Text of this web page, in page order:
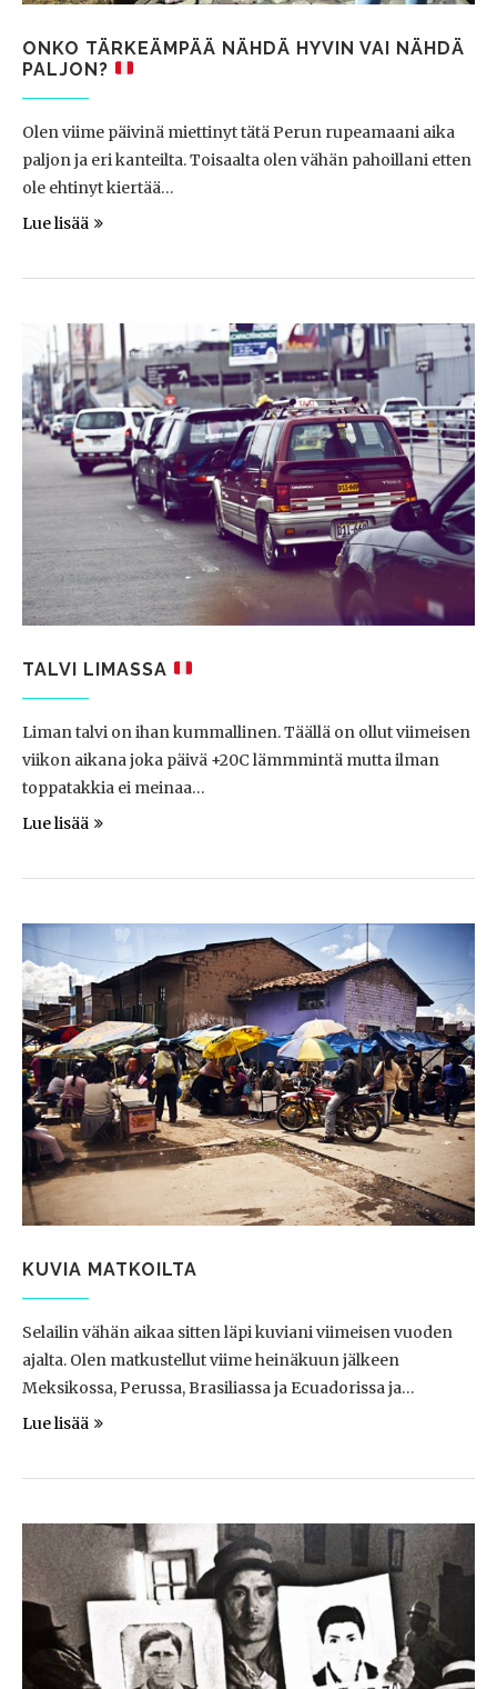
ONKO TÄRKEÄMPÄÄ NÄHDÄ HYVIN VAI NÄHDÄ
PALJON?
Olen viime päivinä miettinyt tätä Perun rupeamaani aika
paljon ja eri kanteilta. Toisaalta olen vähän pahoillani etten
ole ehtinyt kiertää…
Lue lisää
TALVI LIMASSA
Liman talvi on ihan kummallinen. Täällä on ollut viimeisen
viikon aikana joka päivä +20C lämmmintä mutta ilman
toppatakkia ei meinaa…
Lue lisää
KUVIA MATKOILTA
Selailin vähän aikaa sitten läpi kuviani viimeisen vuoden
ajalta. Olen matkustellut viime heinäkuun jälkeen
Meksikossa, Perussa, Brasiliassa ja Ecuadorissa ja…
Lue lisää